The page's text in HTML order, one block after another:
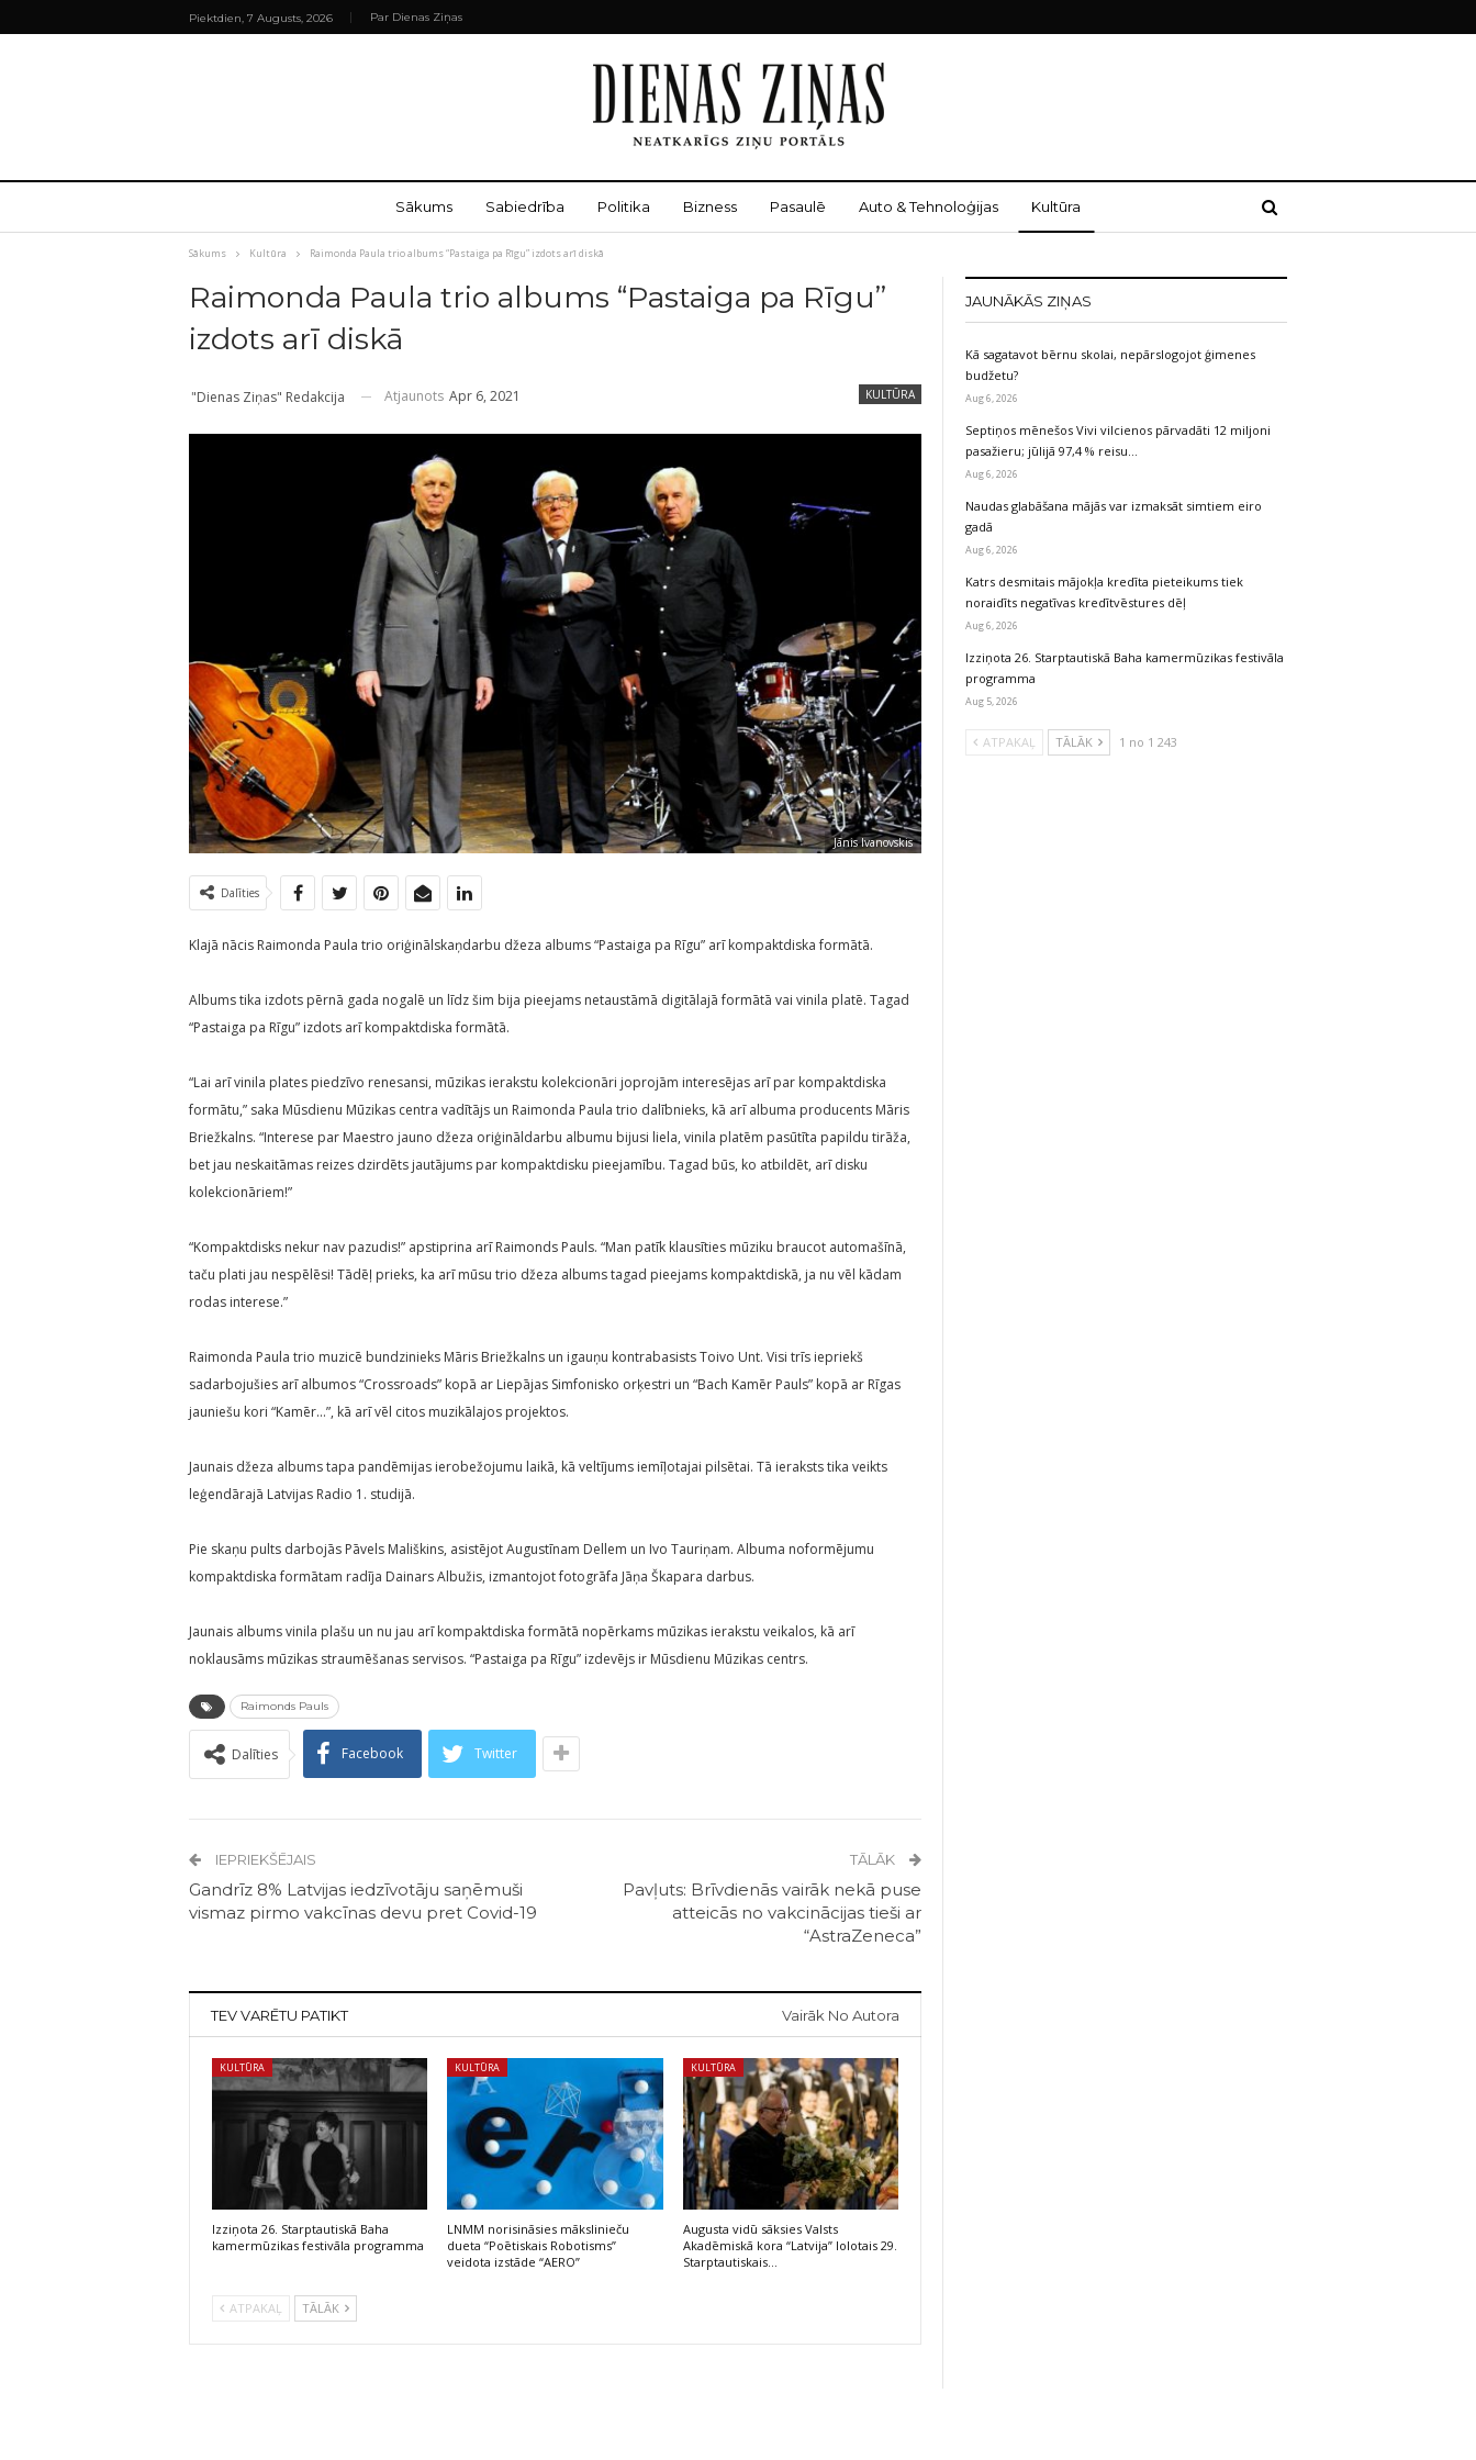
Piektdien, 7 Augusts, 2026 Par Dienas Ziņas
Sākums Sabiedrība Politika Bizness Pasaulē Auto & Tehnoloģijas Kultūra
Sākums Kultūra Raimonda Paula trio albums “Pastaiga pa Rīgu” izdots arī diskā
Raimonda Paula trio albums “Pastaiga pa Rīgu”
izdots arī diskā
KULTŪRA
"Dienas Ziņas" Redakcija Atjaunots Apr 6, 2021
Jānis Ivanovskis
Dalīties
Klajā nācis Raimonda Paula trio oriģinālskaņdarbu džeza albums “Pastaiga pa Rīgu” arī kompaktdiska formātā.
Albums tika izdots pērnā gada nogalē un līdz šim bija pieejams netaustāmā digitālajā formātā vai vinila platē. Tagad
“Pastaiga pa Rīgu” izdots arī kompaktdiska formātā.
“Lai arī vinila plates piedzīvo renesansi, mūzikas ierakstu kolekcionāri joprojām interesējas arī par kompaktdiska
formātu,” saka Mūsdienu Mūzikas centra vadītājs un Raimonda Paula trio dalībnieks, kā arī albuma producents Māris
Briežkalns. “Interese par Maestro jauno džeza oriģināldarbu albumu bijusi liela, vinila platēm pasūtīta papildu tirāža,
bet jau neskaitāmas reizes dzirdēts jautājums par kompaktdisku pieejamību. Tagad būs, ko atbildēt, arī disku
kolekcionāriem!”
“Kompaktdisks nekur nav pazudis!” apstiprina arī Raimonds Pauls. “Man patīk klausīties mūziku braucot automašīnā,
taču plati jau nespēlēsi! Tādēļ prieks, ka arī mūsu trio džeza albums tagad pieejams kompaktdiskā, ja nu vēl kādam
rodas interese.”
Raimonda Paula trio muzicē bundzinieks Māris Briežkalns un igauņu kontrabasists Toivo Unt. Visi trīs iepriekš
sadarbojušies arī albumos “Crossroads” kopā ar Liepājas Simfonisko orķestri un “Bach Kamēr Pauls” kopā ar Rīgas
jauniešu kori “Kamēr…”, kā arī vēl citos muzikālajos projektos.
Jaunais džeza albums tapa pandēmijas ierobežojumu laikā, kā veltījums iemīļotajai pilsētai. Tā ieraksts tika veikts
leģendārajā Latvijas Radio 1. studijā.
Pie skaņu pults darbojās Pāvels Mališkins, asistējot Augustīnam Dellem un Ivo Tauriņam. Albuma noformējumu
kompaktdiska formātam radīja Dainars Albužis, izmantojot fotogrāfa Jāņa Škapara darbus.
Jaunais albums vinila plašu un nu jau arī kompaktdiska formātā nopērkams mūzikas ierakstu veikalos, kā arī
noklausāms mūzikas straumēšanas servisos. “Pastaiga pa Rīgu” izdevējs ir Mūsdienu Mūzikas centrs.
Raimonds Pauls
Dalīties Facebook Twitter
IEPRIEKŠĒJAIS
Gandrīz 8% Latvijas iedzīvotāju saņēmuši
vismaz pirmo vakcīnas devu pret Covid-19
TĀLĀK
Pavļuts: Brīvdienās vairāk nekā puse
atteicās no vakcinācijas tieši ar
“AstraZeneca”
TEV VARĒTU PATIKT Vairāk No Autora
KULTŪRA
Izziņota 26. Starptautiskā Baha
kamermūzikas festivāla programma
KULTŪRA
LNMM norisināsies mākslinieču
dueta “Poētiskais Robotisms”
veidota izstāde “AERO”
KULTŪRA
Augusta vidū sāksies Valsts
Akadēmiskā kora “Latvija” lolotais 29.
Starptautiskais…
ATPAKAĻ TĀLĀK
JAUNĀKĀS ZIŅAS
Kā sagatavot bērnu skolai, nepārslogojot ģimenes
budžetu?
Aug 6, 2026
Septiņos mēnešos Vivi vilcienos pārvadāti 12 miljoni
pasažieru; jūlijā 97,4 % reisu…
Aug 6, 2026
Naudas glabāšana mājās var izmaksāt simtiem eiro
gadā
Aug 6, 2026
Katrs desmitais mājokļa kredīta pieteikums tiek
noraidīts negatīvas kredītvēstures dēļ
Aug 6, 2026
Izziņota 26. Starptautiskā Baha kamermūzikas festivāla
programma
Aug 5, 2026
ATPAKAĻ TĀLĀK 1 no 1 243